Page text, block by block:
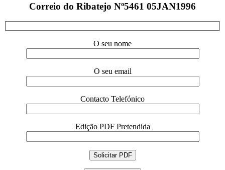
Correio do Ribatejo Nº5461 05JAN1996
O seu nome
O seu email
Contacto Telefónico
Edição PDF Pretendida